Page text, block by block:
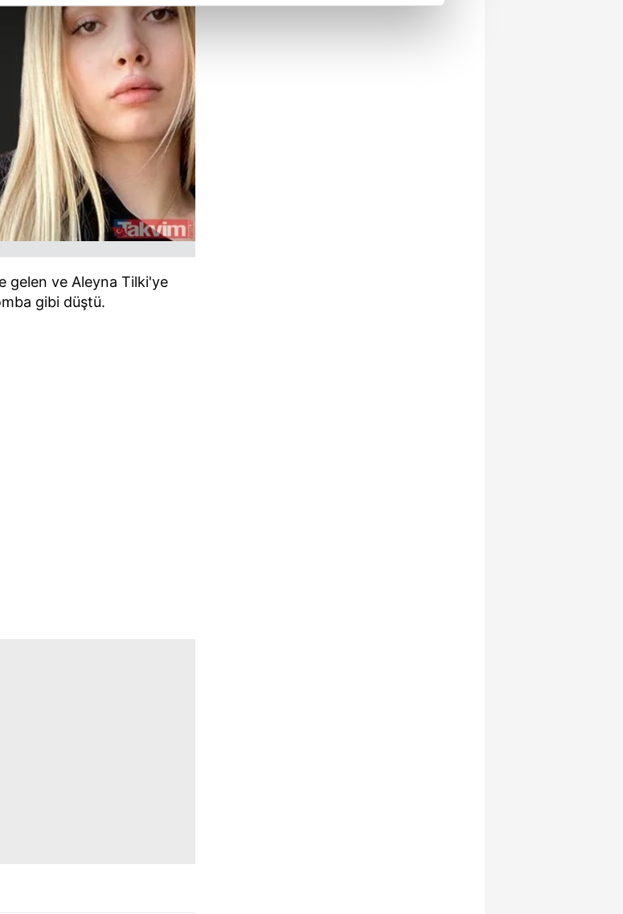
Sitemizde kendimize ve üçüncü kişilere ait çerezler kullanılmaktadır. Bu
olup gerekli olan çerezler bilgi toplumu hizmetlerinin sunulması
daha işlevsel kılınması ve kişiselleştirilmesi ve sizlere yönelik
sınırlı olarak açık rızanız dahilinde kullanılacaktır.
vasıtasıyla belirleyebilirsiniz. Çerezlere ilişkin detaylı bilgi için Ayarlar
ziyaret edebilirsiniz.
hazırlanmış Aydınlatma Metnimizi okumak ve sitemizde ilgili
bilgi almak için lütfentıklayınız .
gelen ve Aleyna Tilki'ye
gibi düştü.